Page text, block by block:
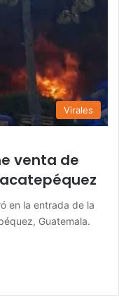
Virales
venta de
en la entrada de la
Guatemala.